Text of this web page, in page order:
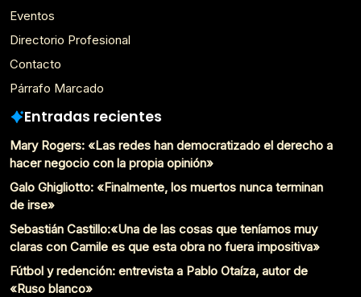
Eventos
Directorio Profesional
Contacto
Párrafo Marcado
Entradas recientes
Mary Rogers: «Las redes han democratizado el derecho a
hacer negocio con la propia opinión»
Galo Ghigliotto: «Finalmente, los muertos nunca terminan
de irse»
Sebastián Castillo:«Una de las cosas que teníamos muy
claras con Camile es que esta obra no fuera impositiva»
Fútbol y redención: entrevista a Pablo Otaíza, autor de
«Ruso blanco»